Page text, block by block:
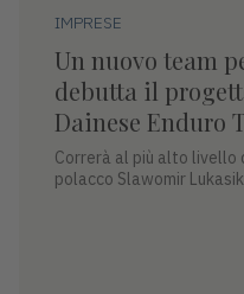
IMPRESE
Un nuovo team
debutta il
Dainese Enduro
Correrà al più alto livello
polacco Slawomir